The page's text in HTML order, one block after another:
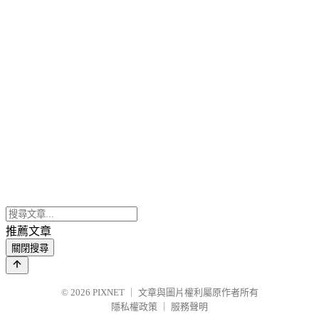
推薦文章
關閉搜尋
© 2026 PIXNET
文章與圖片權利屬原作者所有
隱私權政策
服務聲明